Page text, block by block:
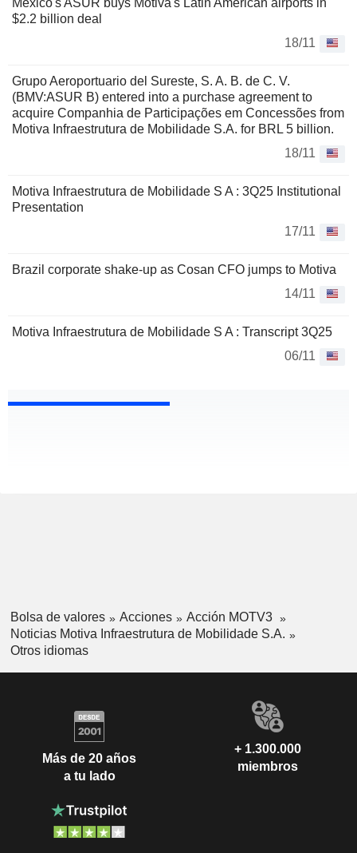
Mexico's ASUR buys Motiva's Latin American airports in
$2.2 billion deal
18/11
Grupo Aeroportuario del Sureste, S. A. B. de C. V.
(BMV:ASUR B) entered into a purchase agreement to
acquire Companhia de Participações em Concessões from
Motiva Infraestrutura de Mobilidade S.A. for BRL 5 billion.
18/11
Motiva Infraestrutura de Mobilidade S A : 3Q25 Institutional
Presentation
17/11
Brazil corporate shake-up as Cosan CFO jumps to Motiva
14/11
Motiva Infraestrutura de Mobilidade S A : Transcript 3Q25
06/11
Bolsa de valores Acciones
Acción MOTV3
Noticias Motiva Infraestrutura de Mobilidade S.A.
Otros idiomas
Más de 20 años
a tu lado
+ 1.300.000
miembros